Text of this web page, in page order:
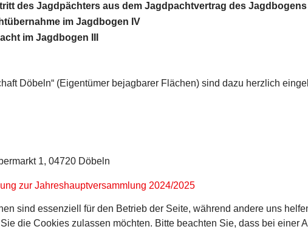
des Jagdpächters aus dem Jagdpachtvertrag des Jagdbogens
im Jagdbogen IV
im Jagdbogen III
Döbeln“ (Eigentümer bejagbarer Flächen) sind dazu herzlich
1, 04720 Döbeln
zur Jahreshauptversammlung 2024/2025
sind essenziell für den Betrieb der Seite, während andere uns
die Cookies zulassen möchten. Bitte beachten Sie, dass bei